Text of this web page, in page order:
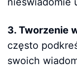
3. Tworzenie
często
swoich